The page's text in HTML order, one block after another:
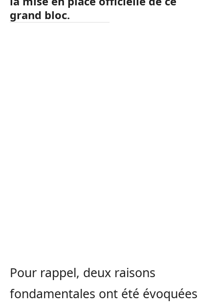
grand bloc.
Pour rappel, deux raisons
fondamentales ont été évoquées